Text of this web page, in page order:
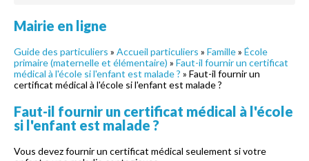
Mairie en ligne
Guide des particuliers » Accueil particuliers » Famille» École
primaire (maternelle et élémentaire) » Faut-il fournir un certificat
médical à l'école si l'enfant est malade ? » Faut-il fournir un
certificat médical à l'école si l'enfant est malade ?
Faut-il fournir un certificat médical à l'école
si l'enfant est malade ?
Vous devez fournir un certificat médical seulement si votre